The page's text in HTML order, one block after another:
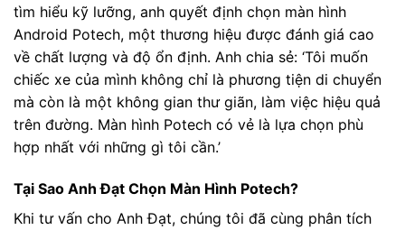
tìm hiểu kỹ lưỡng, anh quyết định chọn màn hình
Android Potech, một thương hiệu được đánh giá cao
về chất lượng và độ ổn định. Anh chia sẻ: ‘Tôi muốn
chiếc xe của mình không chỉ là phương tiện di chuyển
mà còn là một không gian thư giãn, làm việc hiệu quả
trên đường. Màn hình Potech có vẻ là lựa chọn phù
hợp nhất với những gì tôi cần.’
Tại Sao Anh Đạt Chọn Màn Hình Potech?
Khi tư vấn cho Anh Đạt, chúng tôi đã cùng phân tích